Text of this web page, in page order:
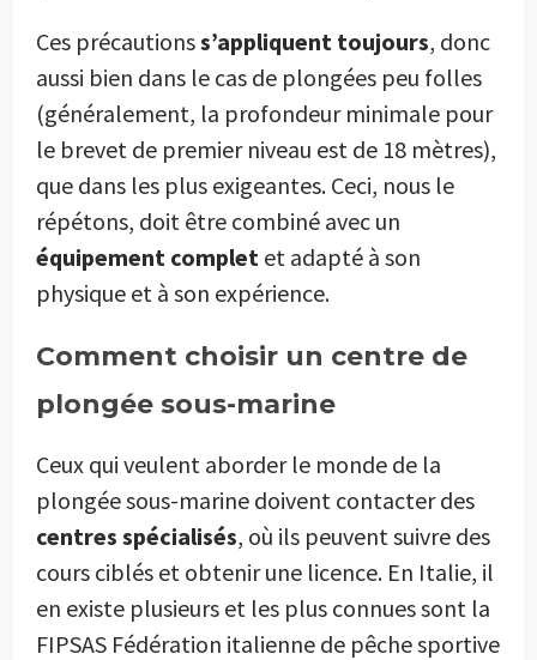
Ces précautionss’appliquent toujours, donc
aussi bien dans le cas de plongées peu folles
(généralement, la profondeur minimale pour
le brevet de premier niveau est de 18 mètres),
que dans les plus exigeantes. Ceci, nous le
répétons, doit être combiné avec un
équipement complet et adapté à son
physique et à son expérience.
Comment choisir un centre de
plongée sous-marine
Ceux qui veulent aborder le monde de la
plongée sous-marine doivent contacter des
centres spécialisés, où ils peuvent suivre des
cours ciblés et obtenir une licence. En Italie, il
en existe plusieurs et les plus connues sont la
FIPSAS Fédération italienne de pêche sportive